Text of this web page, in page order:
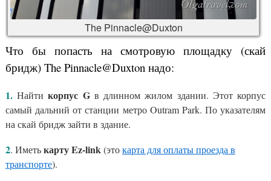
The Pinnacle@Duxton
Что бы попасть на смотровую площадку (скай
бридж) The Pinnacle@Duxton надо:
1. Найтикорпус Gв длинном жилом здании. Этот корпус
самый дальний от станции метро Outram Park. По указателям
на скай бридж зайти в здание.
2. Иметькарту Ez-link(этокарта для оплаты проезда в
транспорте).